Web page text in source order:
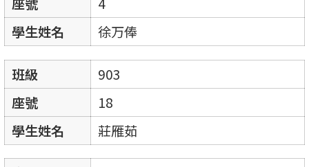
學生姓名
徐万俸
班級
903
座號
18
學生姓名
莊雁茹